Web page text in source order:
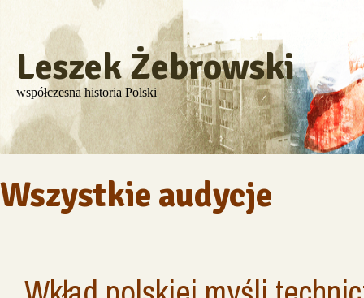
Leszek Żebrowski
współczesna historia Polski
Wszystkie audycje